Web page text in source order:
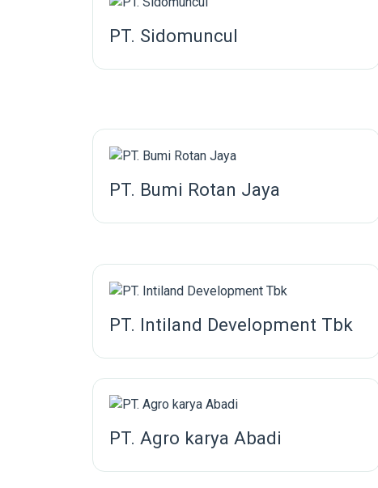
PT. Sidomuncul
PT. Bumi Rotan Jaya
PT. Intiland Development Tbk
PT. Agro karya Abadi